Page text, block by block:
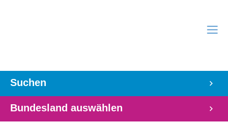
Suchen
Bundesland auswählen